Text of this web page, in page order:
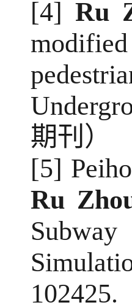
[4] Ru
期刊）
[5]
Ru
102425.